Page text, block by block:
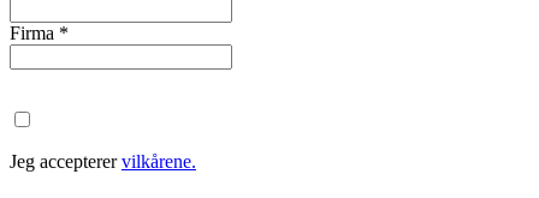
Firma *
Jeg accepterervilkårene.